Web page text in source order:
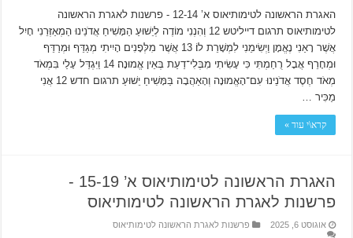
האגרת הראשונה לטימותיאוס א’ 12-14 ‫- פרשנות לאגרת הראשונה
לטימותיאוס תרגום דייליטש 12 וְהִנְנִי מוֹדֶה לְיֵשׁוּעַ הַמָּשִׁיחַ אֲדֹנֵינוּ הַמְאַזְּרֵנִי חָיִל
אֲשֶׁר רָאַנִי נֶאֱמָן וַיְשִׂימֵנִי לִמְשָׁרֵת לוֹ׃ 13 אֲשֶׁר מִלְּפָנִים הָיִיתִי מְגַדֵּף וּמְרַדֵּף
וּמְחָרֵף אֲבָל רֻחַמְתִּי כִּי עָשִׂיתִי מִבְּלִי־דַעַת בְּאֵין אֱמוּנָה׃ 14 וַיִּגְדַּל עָלַי בִּמְאֹד
מְאֹד חֶסֶד אֲדֹנֵינוּ עִם־הָאֱמוּנָה וְהָאַהֲבָה בַּמָּשִׁיחַ יֵשׁוּעַ תרגום חדש 12 אֲנִי
מַכִּיר …
קרא\י עוד »
האגרת הראשונה לטימותיאוס א’ 15-19 ‫-
פרשנות לאגרת הראשונה לטימותיאוס
אוגוסט 6, 2025
פרשנות לאגרת הראשונה לטימותיאוס